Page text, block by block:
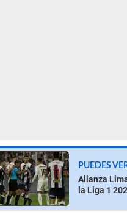
PUEDES
Alianza
la Liga 1